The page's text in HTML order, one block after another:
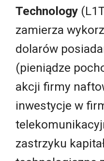
Technology
zamierza
dolarów
(pieniądze
akcji firmy
inwestycje w
zastrzyku